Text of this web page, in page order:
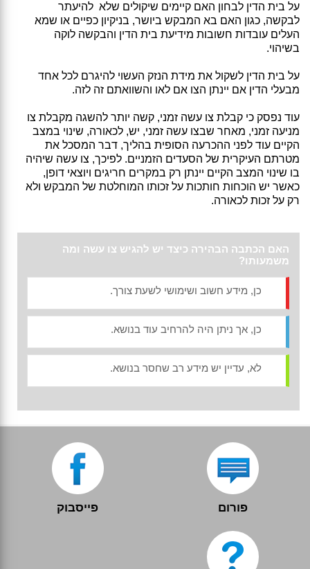
על בית הדין לבחון האם קיימים שיקולים שלא להיעתר
לבקשה, כגון האם בא המבקש ביושר, בניקיון כפיים או שמא
העלים עובדות חשובות מידיעת בית הדין והבקשה לוקה
בשיהוי.
על בית הדין לשקול את מידת הנזק העשוי להיגרם לכל אחד
מבעלי הדין אם יינתן הצו אם לאו והשוואתם זה לזה.
עוד נפסק כי קבלת צו עשה זמני, קשה יותר להשגה מקבלת צו
מניעה זמני, מאחר שבצו עשה זמני, יש, לכאורה, שינוי במצב
הקיים עוד לפני ההכרעה הסופית בהליך, דבר המסכל את
מטרתם העיקרית של הסעדים הזמניים. לפיכך, צו עשה שיהיה
בו שינוי המצב הקיים יינתן רק במקרים חריגים ויוצאי דופן,
כאשר יש הוכחות חותכות על זכותו המוחלטת של המבקש ולא
רק על זכות לכאורה.
האם הכתבה הבהירה כיצד יש להגיש צו עשה ומה
משמעותו?
כן, מידע חשוב ושימושי לשעת צורך.
כן, אך ניתן היה להרחיב עוד בנושא.
לא, עדיין יש מידע רב שחסר בנושא.
פורום פייסבוק